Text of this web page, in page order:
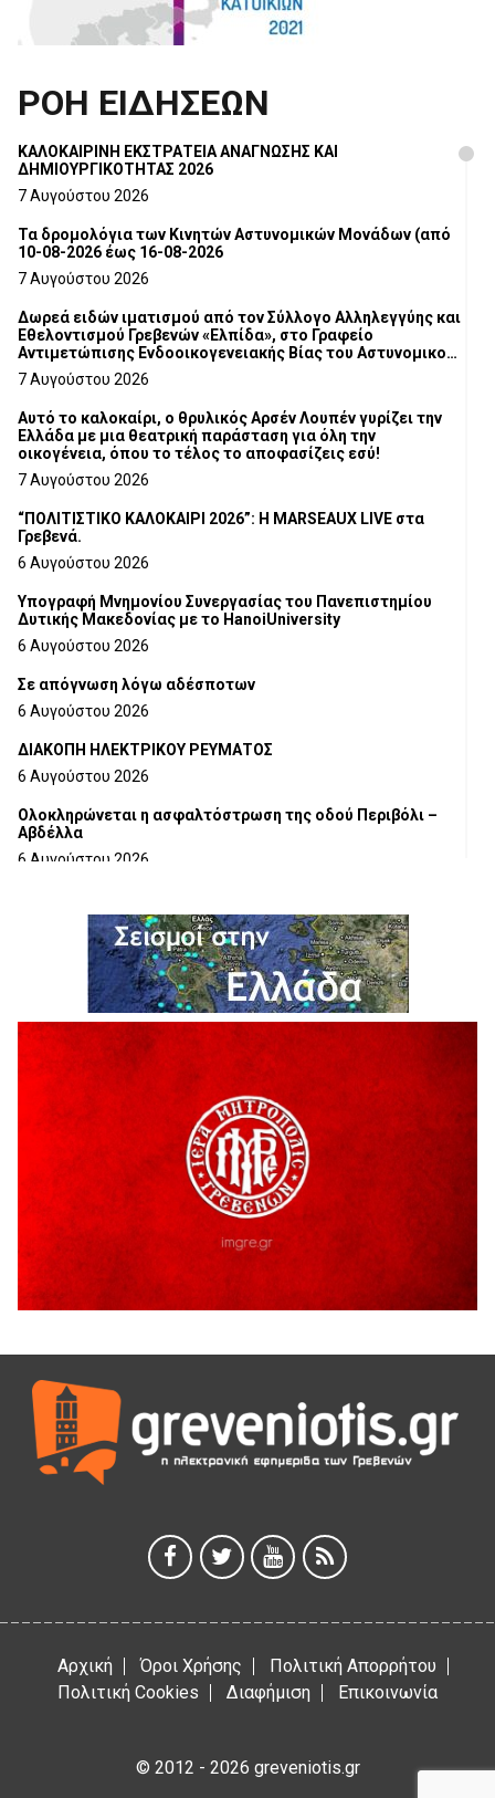
ΡΟΗ ΕΙΔΗΣΕΩΝ
ΚΑΛΟΚΑΙΡΙΝΗ ΕΚΣΤΡΑΤΕΙΑ ΑΝΑΓΝΩΣΗΣ ΚΑΙ
ΔΗΜΙΟΥΡΓΙΚΟΤΗΤΑΣ 2026
7 Αυγούστου 2026
Τα δρομολόγια των Κινητών Αστυνομικών Μονάδων (από
10-08-2026 έως 16-08-2026
7 Αυγούστου 2026
Δωρεά ειδών ιματισμού από τον Σύλλογο Αλληλεγγύης και
Εθελοντισμού Γρεβενών «Ελπίδα», στο Γραφείο
Αντιμετώπισης Ενδοοικογενειακής Βίας του Αστυνομικού
Τμήματος Γρεβενών
7 Αυγούστου 2026
Αυτό το καλοκαίρι, ο θρυλικός Αρσέν Λουπέν γυρίζει την
Ελλάδα με μια θεατρική παράσταση για όλη την
οικογένεια, όπου το τέλος το αποφασίζεις εσύ!
7 Αυγούστου 2026
“ΠΟΛΙΤΙΣΤΙΚΟ ΚΑΛΟΚΑΙΡΙ 2026”: Η MARSEAUX LIVE στα
Γρεβενά.
6 Αυγούστου 2026
Υπογραφή Μνημονίου Συνεργασίας του Πανεπιστημίου
Δυτικής Μακεδονίας με το HanoiUniversity
6 Αυγούστου 2026
Σε απόγνωση λόγω αδέσποτων
6 Αυγούστου 2026
ΔΙΑΚΟΠΗ ΗΛΕΚΤΡΙΚΟΥ ΡΕΥΜΑΤΟΣ
6 Αυγούστου 2026
Ολοκληρώνεται η ασφαλτόστρωση της οδού Περιβόλι –
Αβδέλλα
6 Αυγούστου 2026
5 Αυγούστου 2026
Ο ΑΝΔΡΕΑΣ ΑΣΛΑΝΙΔΗΣ ΣΥΝΕΧΙΖΕΙ ΣΤΟΝ ΠΡΩΤΕΑ
ΓΡΕΒΕΝΩΝ
5 Αυγούστου 2026
Ευχαριστήριο Εκπολιτιστικού Συλλόγου Ταξιάρχη προς κ.
Παρασχάκη Αθανάσιο
Διακοπή υδροδότησης του Α΄ κλάδου ύδρευσης
5 Αυγούστου 2026
Η Marseaux στα Γρεβενά για μια μοναδική συναυλία
Θερινό Σινεμά στο πλαίσιο του «Πολιτιστικού
Καλοκαιριού 2026» με την βραβευμένη ταινία «Μικρές
Ανάσες».
Γρεβενά: Συνελήφθη 18χρονος αλλοδαπός, για κλοπή
εξοπλισμού γυμναστηρίου
5 Αυγούστου 2026
ΑΗ ΛΑΟΣ | 5 Αυγούστου | Υπαίθριο Θέατρο “Καστράκι”,
Γρεβενά
5 Αυγούστου 2026
5 Αυγούστου 2026
Αρχική Όροι Χρήσης
Πολιτική Απορρήτου
Πολιτική Cookies
Διαφήμιση Επικοινωνία
© 2012 - 2026 greveniotis.gr